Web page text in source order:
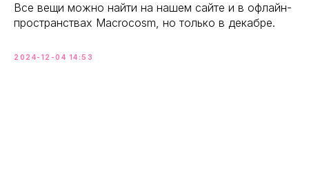
Все вещи можно найти на нашем сайте и в офлайн-
пространствах Macrocosm, но только в декабре.
2024-12-04 14:53